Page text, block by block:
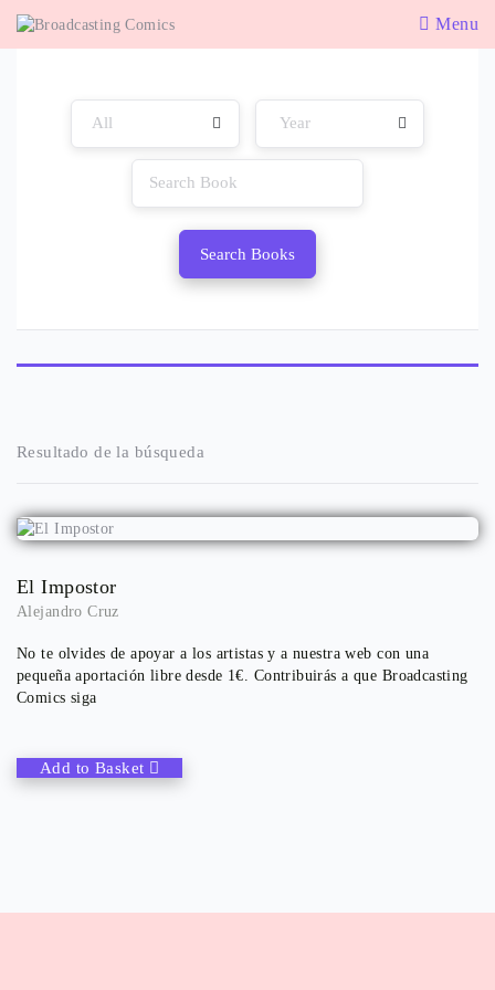
Menu
Search Books
Resultado de la búsqueda
El Impostor
Alejandro Cruz
No te olvides de apoyar a los artistas y a nuestra web con una
pequeña aportación libre desde 1€. Contribuirás a que Broadcasting
Comics siga
Add to Basket